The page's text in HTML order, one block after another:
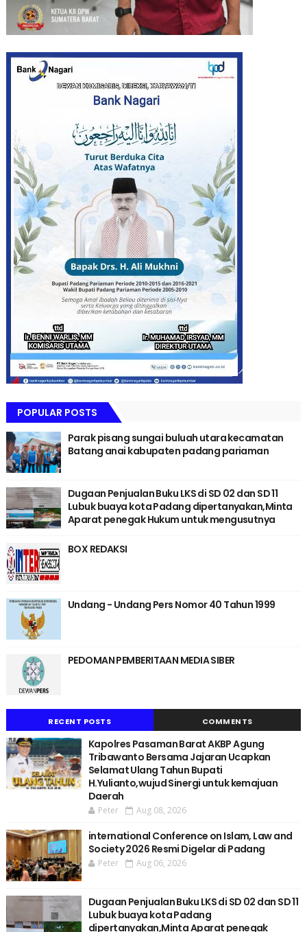
POPULAR POSTS
Parak pisang sungai buluah utara kecamatan
Batang anai kabupaten padang pariaman
Dugaan Penjualan Buku LKS di SD 02 dan SD 11
Lubuk buaya kota Padang dipertanyakan,Minta
Aparat penegak Hukum untuk mengusutnya
BOX REDAKSI
Undang - Undang Pers Nomor 40 Tahun 1999
PEDOMAN PEMBERITAAN MEDIA SIBER
RECENT POSTS COMMENTS
Kapolres Pasaman Barat AKBP Agung
Tribawanto Bersama Jajaran Ucapkan
Selamat Ulang Tahun Bupati
H.Yulianto,wujud Sinergi untuk kemajuan
Daerah
Peter Aug 08, 2026
international Conference on Islam, Law and
Society 2026 Resmi Digelar di Padang
Peter Aug 06, 2026
Dugaan Penjualan Buku LKS di SD 02 dan SD 11
Lubuk buaya kota Padang
dipertanyakan,Minta Aparat penegak